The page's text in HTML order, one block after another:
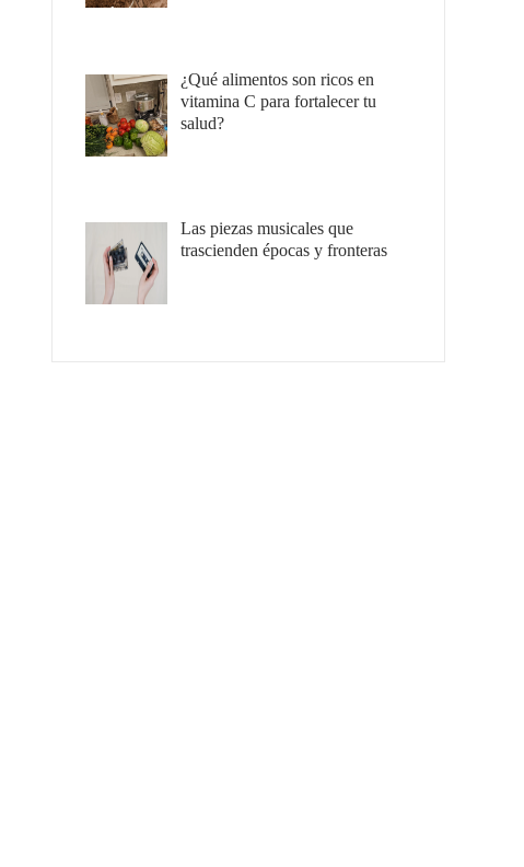
¿Qué alimentos son ricos en
vitamina C para fortalecer tu
salud?
Las piezas musicales que
trascienden épocas y fronteras